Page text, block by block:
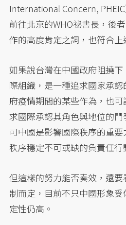
International Concern,
前往北京的WHO祕書長，後
作的高度肯定之詞，也符合上
如果說台灣在中國政府阻撓
際組織，是一種追求國家承
府疫情期間的某些作為，也
求國際承認其角色與地位的
可中國是影響國際秩序的重
秩序穩定不可或缺的負責任行
但這樣的努力能否奏效，還
制而定，目前不只中國形象
定性仍高。